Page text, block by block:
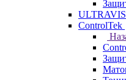
ControlTek